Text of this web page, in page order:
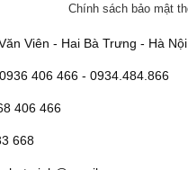
Chính sách bảo mật
Viên - Hai Bà Trưng - Hà
406 466 - 0934.484.866
406 466
668